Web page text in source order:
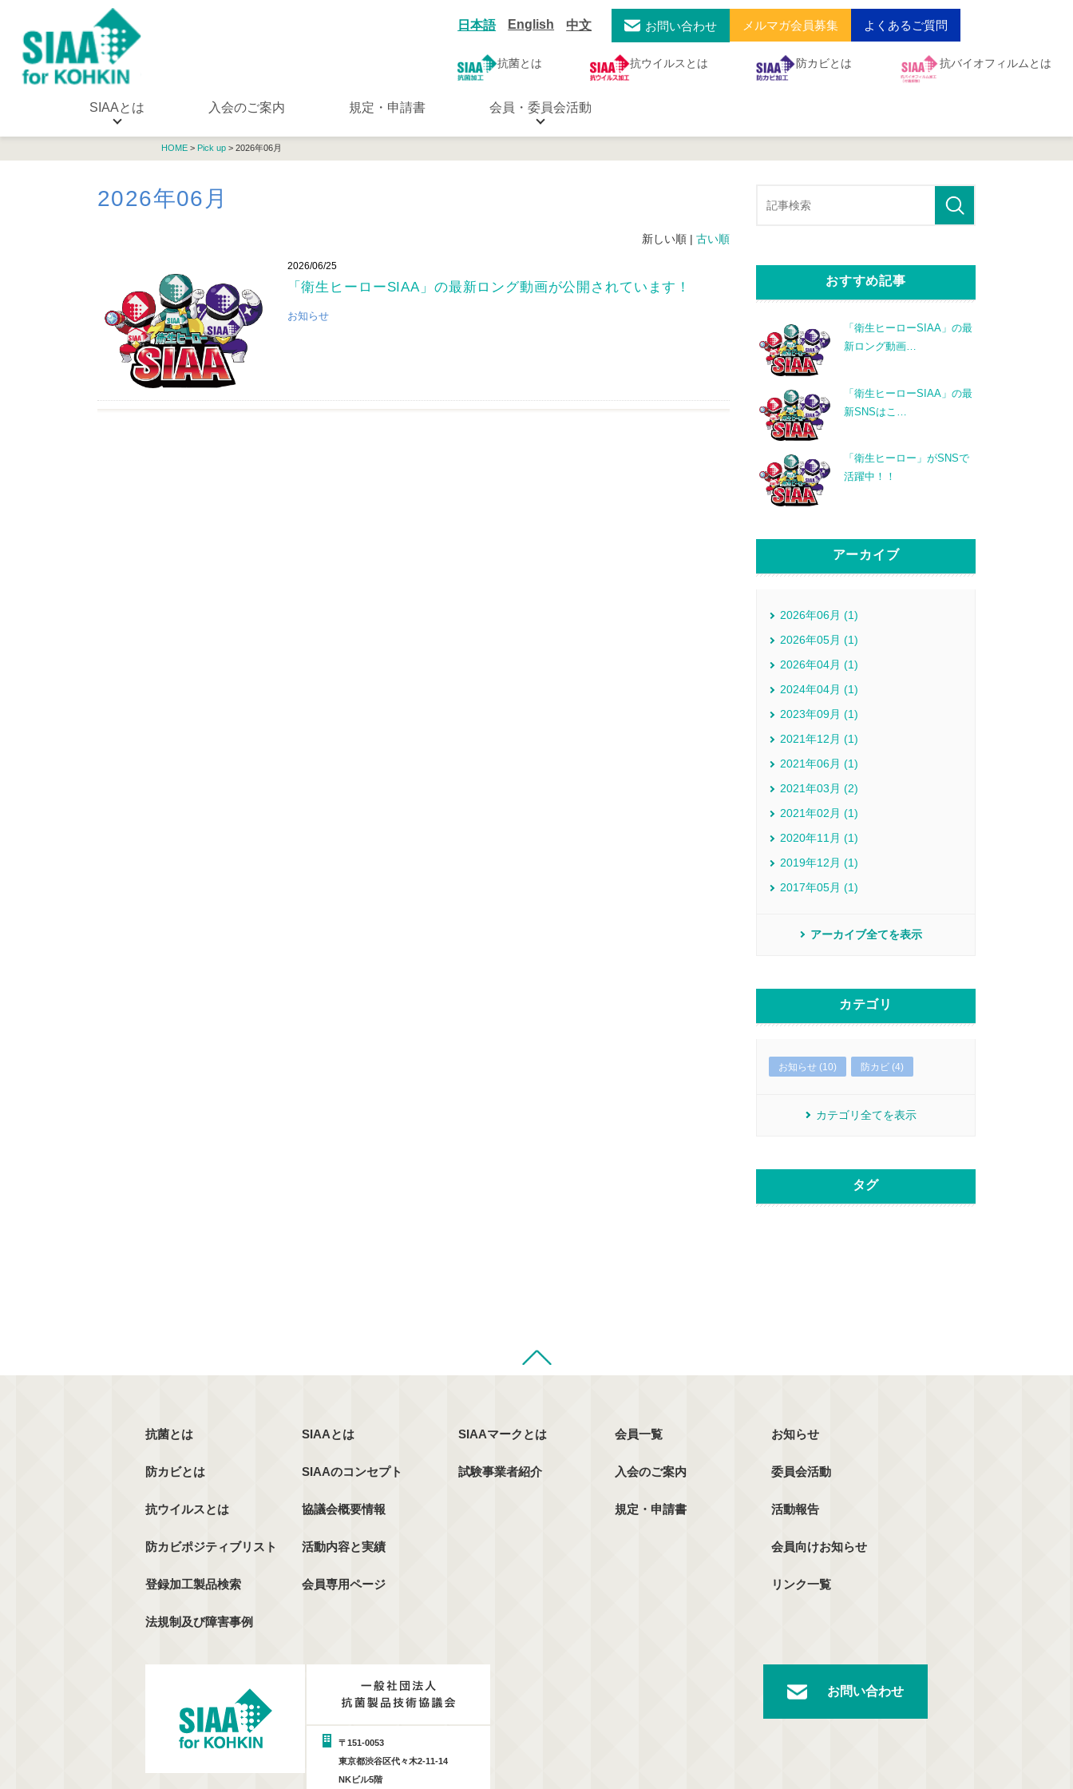
日本語 English 中文 お問い合わせ メルマガ会員募集 よくあるご質問
抗菌とは 抗ウイルスとは 防カビとは 抗バイオフィルムとは
SIAAとは 入会のご案内 規定・申請書 会員・委員会活動
HOME > Pick up > 2026年06月
2026年06月
新しい順 | 古い順
2026/06/25
「衛生ヒーローSIAA」の最新ロング動画が公開されています！
お知らせ
おすすめ記事
「衛生ヒーローSIAA」の最
新ロング動画…
「衛生ヒーローSIAA」の最
新SNSはこ
「衛生ヒーロー」がSNSで
活躍中！！
アーカイブ
2026年06月 (1)
2026年05月 (1)
2026年04月 (1)
2024年04月 (1)
2023年09月 (1)
2021年12月 (1)
2021年06月 (1)
2021年03月 (2)
2021年02月 (1)
2020年11月 (1)
2019年12月 (1)
2017年05月 (1)
アーカイブ全てを表示
カテゴリ
お知らせ (10) 防カビ (4)
カテゴリ全てを表示
タグ
抗菌とは
防カビとは
抗ウイルスとは
防カビポジティブリスト
登録加工製品検索
法規制及び障害事例
SIAAとは
SIAAのコンセプト
協議会概要情報
活動内容と実績
会員専用ページ
SIAAマークとは
試験事業者紹介
会員一覧
入会のご案内
規定・申請書
お知らせ
委員会活動
活動報告
会員向けお知らせ
リンク一覧
〒151-0053
東京都渋谷区代々木2-11-14
NKビル5階
お問い合わせ